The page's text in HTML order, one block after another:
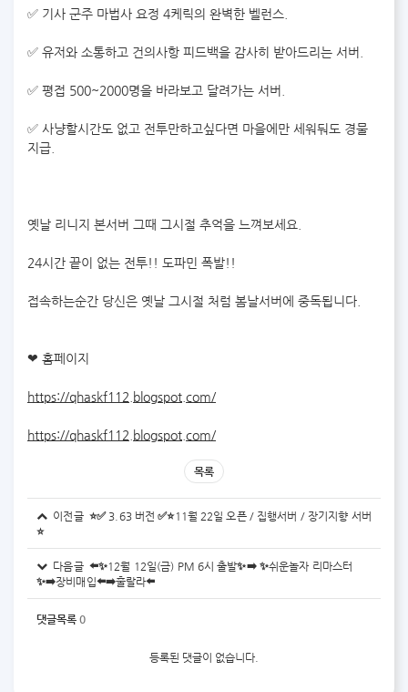
✅ 기사 군주 마법사 요정 4케릭의 완벽한 벨런스.
✅ 유저와 소통하고 건의사항 피드백을 감사히 받아드리는 서버.
✅ 평접 500~2000명을 바라보고 달려가는 서버.
✅ 사냥할시간도 없고 전투만하고싶다면 마을에만 세워둬도 경물
지급.
옛날 리니지 본서버 그때 그시절 추억을 느껴보세요.
24시간 끝이 없는 전투!! 도파민 폭발!!
접속하는순간 당신은 옛날 그시절 처럼 봄날서버에 중독됩니다.
❤ 홈페이지
https://qhaskf112.blogspot.com/
https://qhaskf112.blogspot.com/
목록
이전글 ⭐✅ 3.63 버전 ✅⭐11월 22일 오픈 / 집행서버 / 장기지향 서버
⭐
다음글 ⬅️✨12월 12일(금) PM 6시 출발✨➡️ ✨쉬운놀자 리마스터
✨➡️장비매입⬅️➡️훌랄라⬅️
댓글목록 0
등록된 댓글이 없습니다.